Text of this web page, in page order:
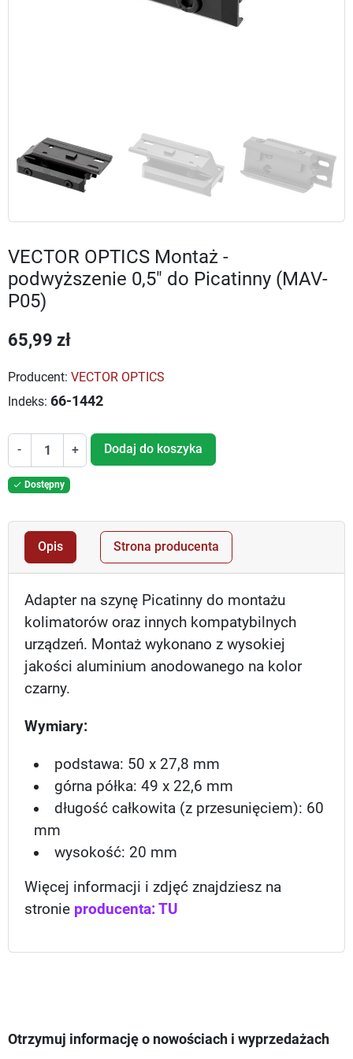
VECTOR OPTICS Montaż -
podwyższenie 0,5" do Picatinny (MAV-
P05)
65,99 zł
Producent: VECTOR OPTICS
Indeks: 66-1442
- + Dodaj do koszyka
 Dostępny
Opis Strona producenta
Adapter na szynę Picatinny do montażu
kolimatorów oraz innych kompatybilnych
urządzeń. Montaż wykonano z wysokiej
jakości aluminium anodowanego na kolor
czarny.
Wymiary:
podstawa: 50 x 27,8 mm
górna półka: 49 x 22,6 mm
długość całkowita (z przesunięciem): 60
mm
wysokość: 20 mm
Więcej informacji i zdjęć znajdziesz na
stronie producenta: TU
Otrzymuj informację o nowościach i wyprzedażach